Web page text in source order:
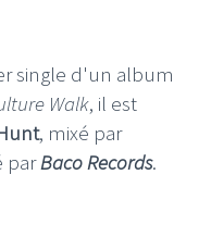
single d'un album
Walk, il est
, mixé par
parBaco Records.